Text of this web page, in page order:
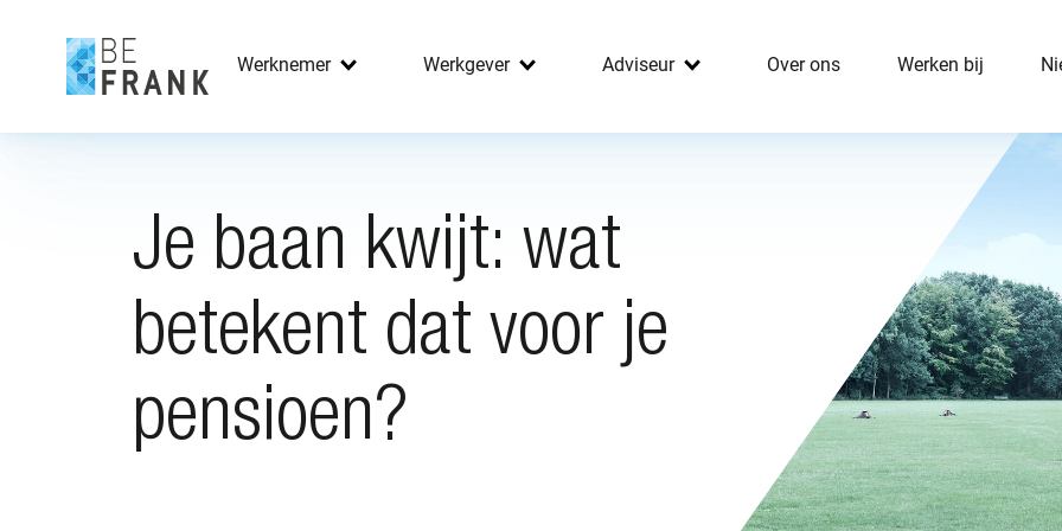
Werknemer Werkgever Adviseur Over ons Werken bij
Je baan kwijt: wat
betekent dat voor je
pensioen?